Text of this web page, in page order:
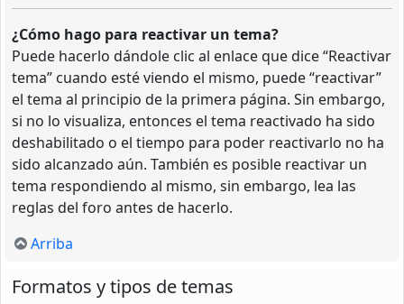
¿Cómo hago para reactivar un tema?
Puede hacerlo dándole clic al enlace que dice “Reactivar
tema” cuando esté viendo el mismo, puede “reactivar”
el tema al principio de la primera página. Sin embargo,
si no lo visualiza, entonces el tema reactivado ha sido
deshabilitado o el tiempo para poder reactivarlo no ha
sido alcanzado aún. También es posible reactivar un
tema respondiendo al mismo, sin embargo, lea las
reglas del foro antes de hacerlo.
Arriba
Formatos y tipos de temas